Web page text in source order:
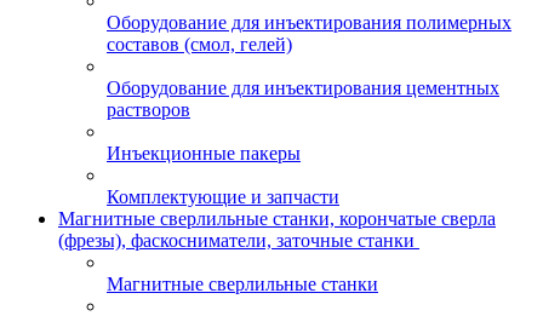
Оборудование для инъектирования полимерных
составов (смол, гелей)
Оборудование для инъектирования цементных
растворов
Инъекционные пакеры
Комплектующие и запчасти
Магнитные сверлильные станки, корончатые сверла
(фрезы), фаскосниматели, заточные станки
Магнитные сверлильные станки